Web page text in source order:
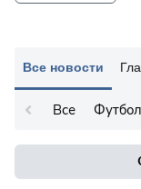
Все новости
Все Футбол